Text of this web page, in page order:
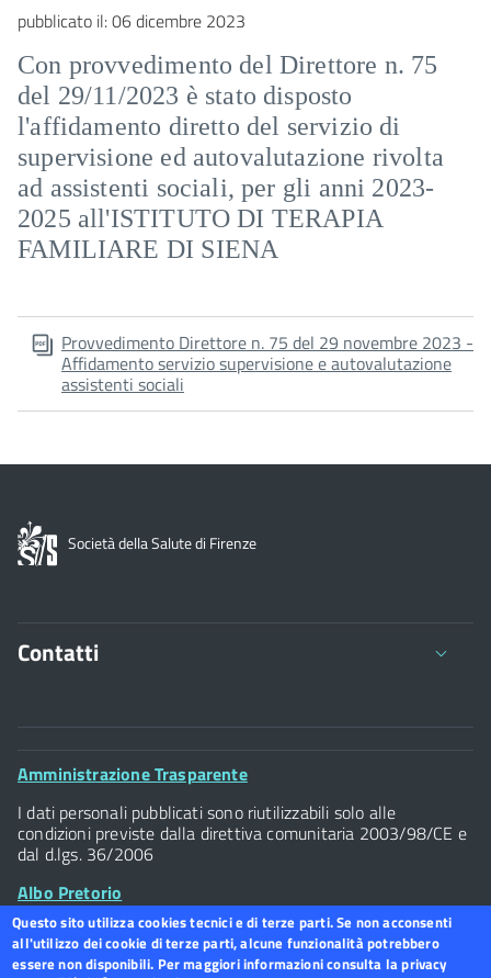
pubblicato il:06 dicembre 2023
Con provvedimento del Direttore n. 75
del 29/11/2023 è stato disposto
l'affidamento diretto del servizio di
supervisione ed autovalutazione rivolta
ad assistenti sociali, per gli anni 2023-
2025 all'ISTITUTO DI TERAPIA
FAMILIARE DI SIENA
Provvedimento Direttore n. 75 del 29 novembre 2023 -
Affidamento servizio supervisione e autovalutazione
assistenti sociali
Società della Salute di Firenze
Contatti
Viale della Giovine Italia 1/1 - 50122
C.F. 94117300486 P.Iva 07437940484
Tel. 055 / 2616202
Posta Elettronica Certificata
Footer
Amministrazione Trasparente
I dati personali pubblicati sono riutilizzabili solo alle
condizioni previste dalla direttiva comunitaria 2003/98/CE e
dal d.lgs. 36/2006
Albo Pretorio
Footer
Widget
Footer
Dichiarazione accessibilità
Questo sito utilizza cookies tecnici e di terze parti. Se non acconsenti
all'utilizzo dei cookie di terze parti, alcune funzionalità potrebbero
essere non disponibili. Per maggiori informazioni consulta la privacy